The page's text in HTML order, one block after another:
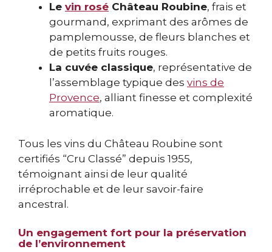
Le vin rosé Château Roubine, frais et
gourmand, exprimant des arômes de
pamplemousse, de fleurs blanches et
de petits fruits rouges.
La cuvée classique, représentative de
l’assemblage typique des vins de
Provence, alliant finesse et complexité
aromatique.
Tous les vins du Château Roubine sont
certifiés “Cru Classé” depuis 1955,
témoignant ainsi de leur qualité
irréprochable et de leur savoir-faire
ancestral.
Un engagement fort pour la préservation
de l’environnement